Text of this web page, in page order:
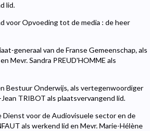
lid.
voor Opvoeding tot de media : de heer
generaal van de Franse Gemeenschap, als
Mevr. Sandra PREUD'HOMME als
Bestuur Onderwijs, als vertegenwoordiger
TRIBOT als plaatsvervangend lid.
voor de Audiovisuele sector en de
als werkend lid en Mevr. Marie-Hélène